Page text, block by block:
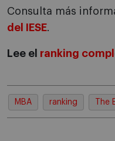
Consulta más
del IESE.
Lee el ranking
MBA ranking The